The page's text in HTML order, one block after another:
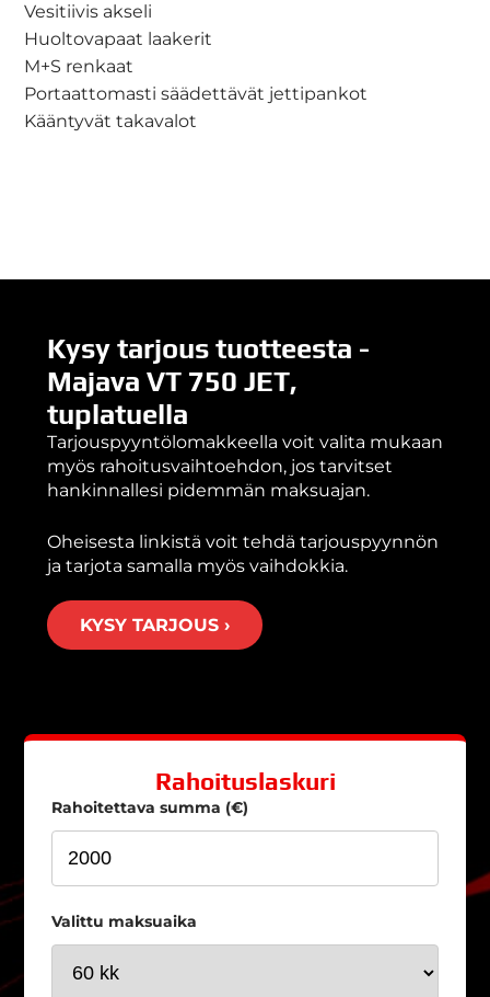
Vesitiivis akseli
Huoltovapaat laakerit
M+S renkaat
Portaattomasti säädettävät jettipankot
Kääntyvät takavalot
Kysy tarjous tuotteesta -
Majava VT 750 JET,
tuplatuella
Tarjouspyyntölomakkeella voit valita mukaan
myös rahoitusvaihtoehdon, jos tarvitset
hankinnallesi pidemmän maksuajan.
Oheisesta linkistä voit tehdä tarjouspyynnön
ja tarjota samalla myös vaihdokkia.
KYSY TARJOUS ›
Rahoituslaskuri
Rahoitettava summa (€)
Valittu maksuaika